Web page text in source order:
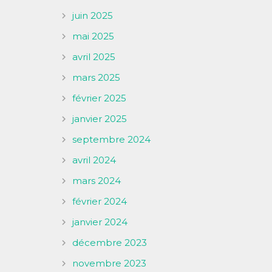
juin 2025
mai 2025
avril 2025
mars 2025
février 2025
janvier 2025
septembre 2024
avril 2024
mars 2024
février 2024
janvier 2024
décembre 2023
novembre 2023